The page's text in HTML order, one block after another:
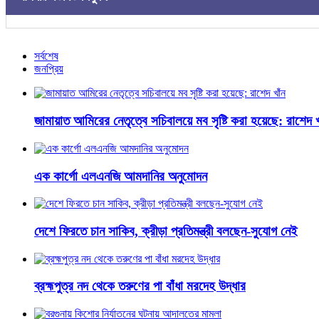
সর্বশেষ
জনপ্রিয়
জামায়াত আমিরের নেতৃত্বে সচিবালয়ে মব সৃষ্টি করা হয়েছে: রাশেদ
এক কার্গো এলএনজি আমদানির অনুমোদন
দেশে ফিরতে চান সাকিব, ক্রীড়া প্রতিমন্ত্রী বলছেন-সুযোগ নেই
ব্রহ্মপুত্র নদ থেকে তরুণের পা বাঁধা মরদেহ উদ্ধার